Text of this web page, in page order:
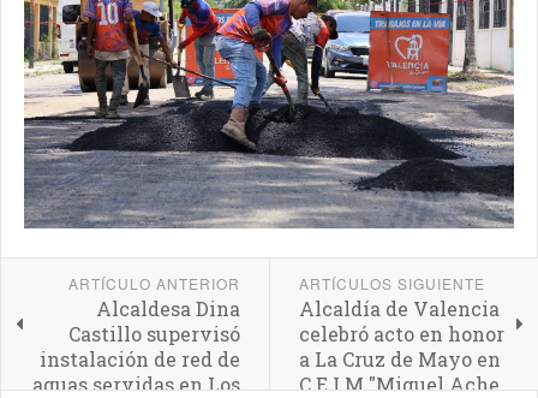
ARTÍCULO ANTERIOR
Alcaldesa Dina
Castillo supervisó
instalación de red de
aguas servidas en Los
ARTÍCULOS SIGUIENTE
Alcaldía de Valencia
celebró acto en honor
a La Cruz de Mayo en
C.E.I.M "Miguel Ache